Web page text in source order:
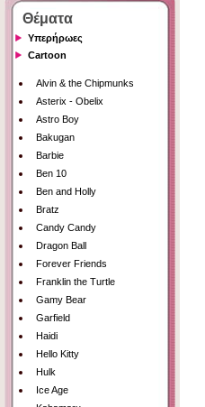
Θέματα
Υπερήρωες
Cartoon
Alvin & the Chipmunks
Asterix - Obelix
Astro Boy
Bakugan
Barbie
Ben 10
Ben and Holly
Bratz
Candy Candy
Dragon Ball
Forever Friends
Franklin the Turtle
Gamy Bear
Garfield
Haidi
Hello Kitty
Hulk
Ice Age